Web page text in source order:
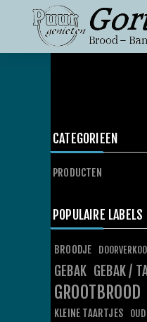
CATEGORIEEN
PRODUCTEN
POPULAIRE LABELS
BROODJE
GEBAK GEBAK /
GROOTBROOD
KLEINE TAARTJES